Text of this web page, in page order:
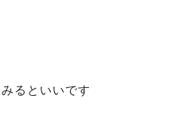
るといいです